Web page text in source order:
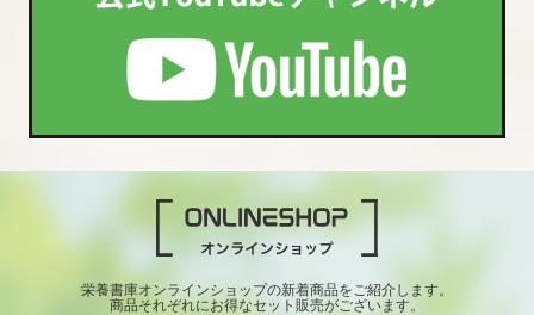
栄養書庫オンラインショップの新着商品をご紹介します。
商品それぞれにお得なセット販売がございます。